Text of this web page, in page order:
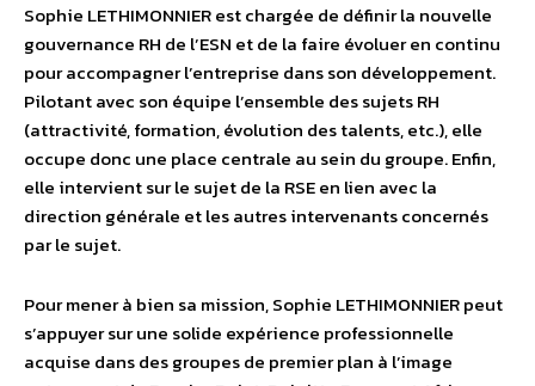
Sophie LETHIMONNIER est chargée de définir la nouvelle
gouvernance RH de l’ESN et de la faire évoluer en continu
pour accompagner l’entreprise dans son développement.
Pilotant avec son équipe l’ensemble des sujets RH
(attractivité, formation, évolution des talents, etc.), elle
occupe donc une place centrale au sein du groupe. Enfin,
elle intervient sur le sujet de la RSE en lien avec la
direction générale et les autres intervenants concernés
par le sujet.
Pour mener à bien sa mission, Sophie LETHIMONNIER peut
s’appuyer sur une solide expérience professionnelle
acquise dans des groupes de premier plan à l’image